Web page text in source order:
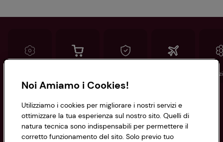
Informazioni
Privacy Policy
Noi Amiamo i Cookies!
Utilizziamo i cookies per migliorare i nostri servizi e
ottimizzare la tua esperienza sul nostro sito. Quelli di
natura tecnica sono indispensabili per permettere il
corretto funzionamento del sito. Solo previo tuo